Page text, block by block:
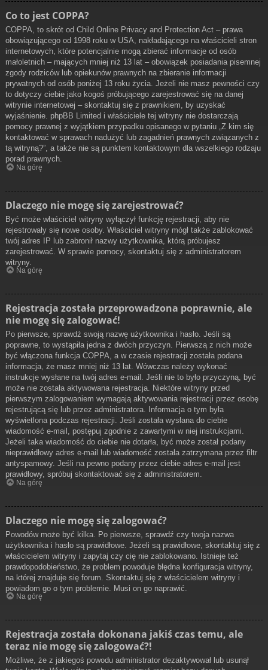
Co to jest COPPA?
COPPA, to skrót od Child Online Privacy and Protection Act – prawa
obowiązującego od 1998 roku w USA, nakładającego na właścicieli stron
internetowych, które potencjalnie mogą zbierać informacje od osób
małoletnich – mających mniej niż 13 lat – obowiązek posiadania pisemnej
zgody rodziców lub opiekunów prawnych na zbieranie informacji
prywatnych od osób poniżej 13 roku życia. Jeżeli nie masz pewności czy
to dotyczy ciebie jako kogoś próbującego zarejestrować się na danej
witrynie internetowej – skontaktuj się z prawnikiem, by uzyskać
wyjaśnienie. phpBB Limited i właściciele tej witryny nie dostarczają
pomocy prawnej z wyjątkiem przypadku opisanego w pytaniu „Z kim się
kontaktować w sprawach nadużyć lub zagadnień prawnych związanych z
tą witryną?”, a także nie są punktem kontaktowym dla wszelkiego rodzaju
porad prawnych.
Na górę
Dlaczego nie mogę się zarejestrować?
Być może właściciel witryny wyłączył funkcję rejestracji, aby nie
rejestrowały się nowe osoby. Właściciel witryny mógł także zablokować
twój adres IP lub zabronił nazwy użytkownika, którą próbujesz
zarejestrować. W sprawie pomocy, skontaktuj się z administratorem
witryny.
Na górę
Rejestracja została przeprowadzona poprawnie, ale
nie mogę się zalogować!
Po pierwsze, sprawdź swoją nazwę użytkownika i hasło. Jeśli są
poprawne, to wystąpiła jedna z dwóch przyczyn. Pierwszą z nich może
być włączona funkcja COPPA, a w czasie rejestracji została podana
informacja, że masz mniej niż 13 lat. Wówczas należy wykonać
instrukcje wysłane na twój adres e-mail. Jeśli nie to było przyczyną, być
może nie została aktywowana rejestracja. Niektóre witryny przed
pierwszym zalogowaniem wymagają aktywowania rejestracji przez osobę
rejestrującą się lub przez administratora. Informacja o tym była
wyświetlona podczas rejestracji. Jeśli została wysłana do ciebie
wiadomość e-mail, postępuj zgodnie z zawartymi w niej instrukcjami.
Jeżeli taka wiadomość do ciebie nie dotarła, być może został podany
nieprawidłowy adres e-mail lub wiadomość została zatrzymana przez filtr
antyspamowy. Jeśli na pewno podany przez ciebie adres e-mail jest
prawidłowy, spróbuj skontaktować się z administratorem.
Na górę
Dlaczego nie mogę się zalogować?
Powodów może być kilka. Po pierwsze, sprawdź czy twoja nazwa
użytkownika i hasło są prawidłowe. Jeżeli są prawidłowe, skontaktuj się z
właścicielem witryny i zapytaj czy cię nie zablokowano. Istnieje też
prawdopodobieństwo, że problem powoduje błędna konfiguracja witryny,
na której znajduje się forum. Skontaktuj się z właścicielem witryny i
powiadom go o tym problemie. Musi on go naprawić.
Na górę
Rejestracja została dokonana jakiś czas temu, ale
teraz nie mogę się zalogować?!
Możliwe, że z jakiegoś powodu administrator dezaktywował lub usunął